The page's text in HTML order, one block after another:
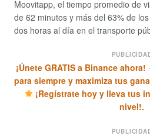
Moovitapp, el tiempo promedio de
de 62 minutos y más del 63% de
dos horas al día en el transporte
¡Únete GRATIS a Binance ahora!
para siempre y maximiza tus
¡Regístrate hoy y lleva tus
nivel!.